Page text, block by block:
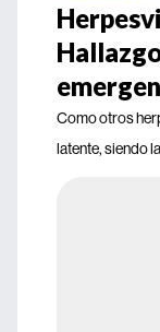
Como otros
latente, siendo